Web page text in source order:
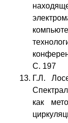
С. 197
Г.Л.
как